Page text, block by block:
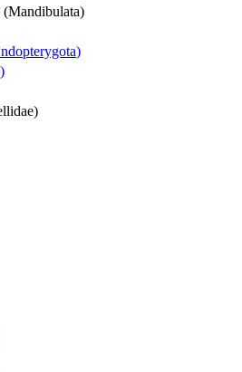
(Mandibulata)
)
)
)